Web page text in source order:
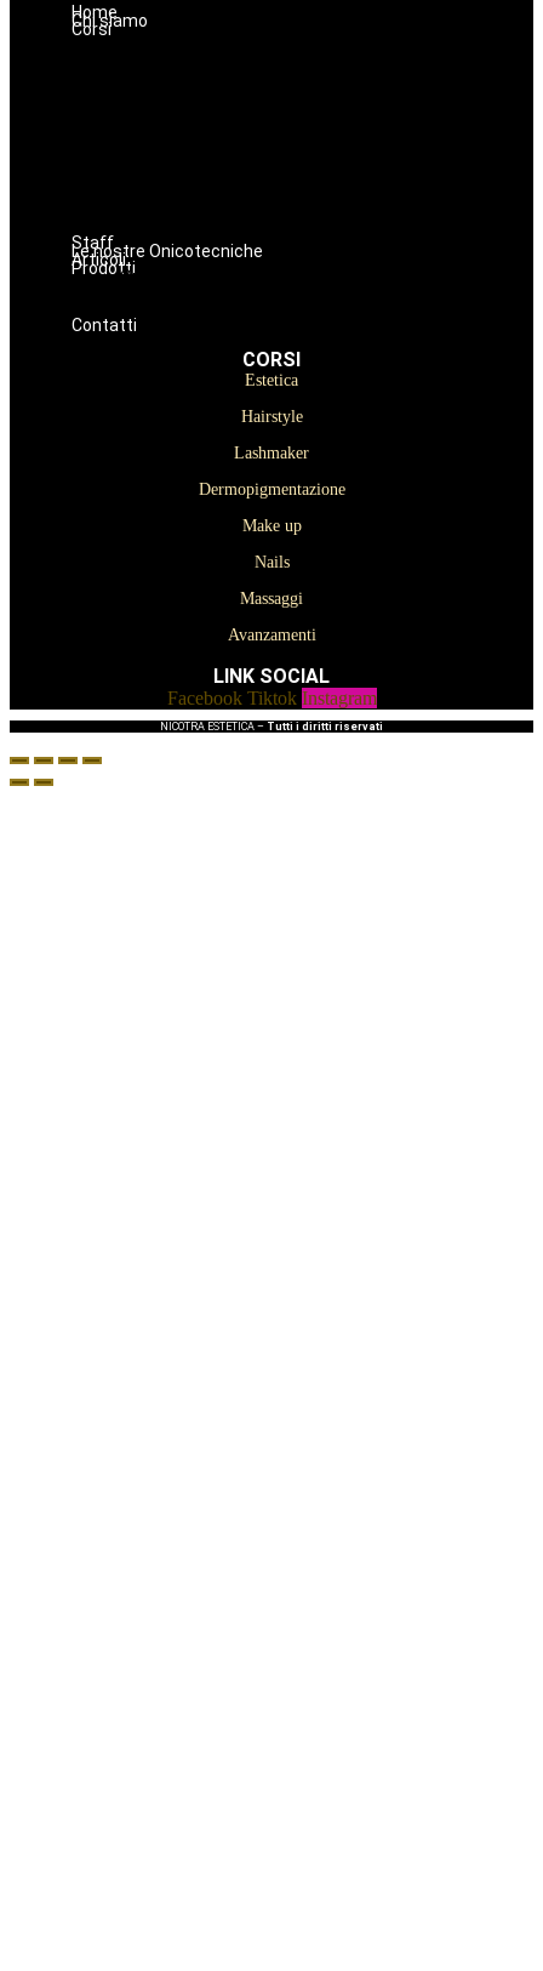
Home
Chi siamo
Corsi
Staff
Le nostre Onicotecniche
Articoli
ProdottiOniconails
Prodotti per ricostruzione unghie
Contatti
CORSI
Estetica
Hairstyle
Lashmaker
Dermopigmentazione
Make up
Nails
Massaggi
Avanzamenti
LINK SOCIAL
Facebook Tiktok Instagram
NICOTRA ESTETICA – Tutti i diritti riservati